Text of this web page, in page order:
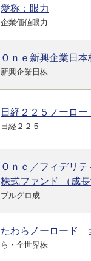
愛称：眼力
企業価値眼力
Ｏｎｅ新興企業日本
新興企業日株
日経２２５ノーロー
日経２２５
Ｏｎｅ／フィデリ
株式ファンド （成長
ブルグロ成
たわらノーロード
ら・全世界株